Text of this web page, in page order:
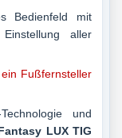
Bedienfeld mit
aller
ein Fußfernsteller
und
LUX TIG